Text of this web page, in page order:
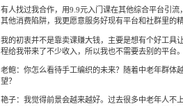
有人找过我合作，用9.9元入门课在其他综合平台引
其他消费陷阱，我更愿意服务好现有平台和社群里的精
我的初衷并不是靠卖课赚大钱，主要是想有个好工具
程给我带来了不少收入，所以我也不需要去别的平台。
老鲍：你怎么看待手工编织的未来？随着中老年群体
望？
艳子：我觉得前景会越来越好。过去很多中老年人不